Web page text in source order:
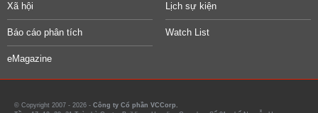
Xã hội Lịch sự kiện
Báo cáo phân tích Watch List
eMagazine
© Copyright 2007 - 2026 - Công ty Cổ phần VCCorp.